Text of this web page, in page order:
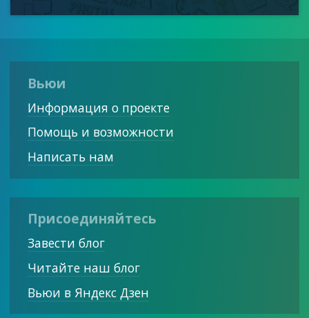
Вьюи
Информация о проекте
Помощь и возможности
Написать нам
Присоединяйтесь
Завести блог
Читайте наш блог
Вьюи в Яндекс Дзен